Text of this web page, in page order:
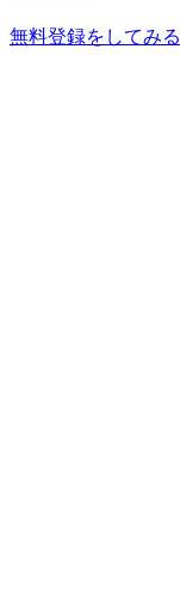
無料登録をしてみる